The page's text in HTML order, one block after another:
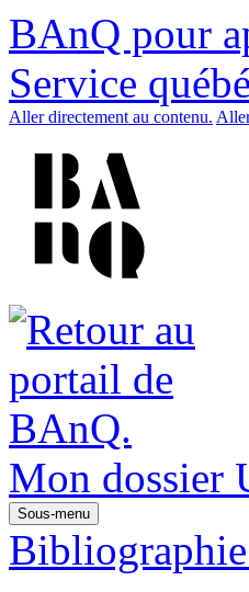
BAnQ pour
Service
Aller directement au contenu.
Mon dossier
Sous-menu